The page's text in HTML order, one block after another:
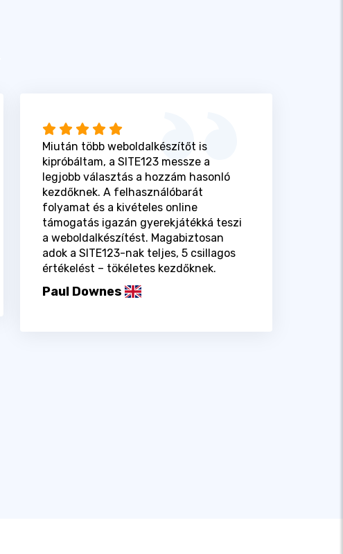
Miután több weboldalkészítőt is
kipróbáltam, a SITE123 messze a
legjobb választás a hozzám hasonló
kezdőknek. A felhasználóbarát
folyamat és a kivételes online
támogatás igazán gyerekjátékká teszi
a weboldalkészítést. Magabiztosan
adok a SITE123-nak teljes, 5 csillagos
értékelést – tökéletes kezdőknek.
Paul Downes